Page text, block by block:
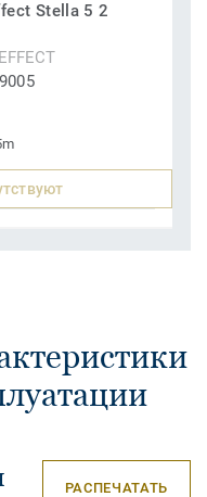
Stella 5 2
РАСПЕЧАТАТЬ